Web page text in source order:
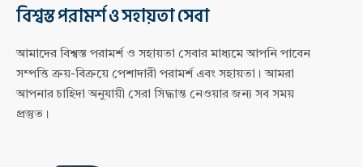
বিশ্বস্ত পরামর্শ ও সহায়তা সেবা
আমাদের বিশ্বস্ত পরামর্শ ও সহায়তা সেবার মাধ্যমে আপনি পাবেন
সম্পত্তি ক্রয়-বিক্রয়ে পেশাদারী পরামর্শ এবং সহায়তা। আমরা
আপনার চাহিদা অনুযায়ী সেরা সিদ্ধান্ত নেওয়ার জন্য সব সময়
প্রস্তুত।